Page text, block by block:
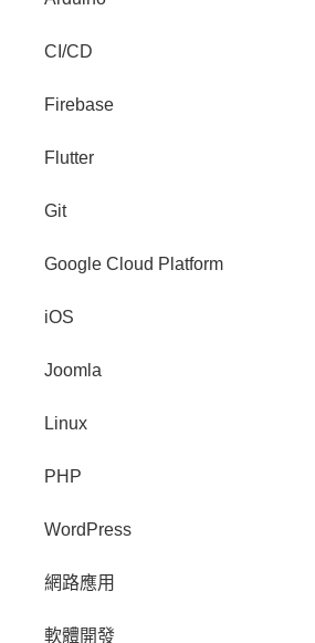
CI/CD
Firebase
Flutter
Git
Google Cloud Platform
iOS
Joomla
Linux
PHP
WordPress
網路應用
軟體開發